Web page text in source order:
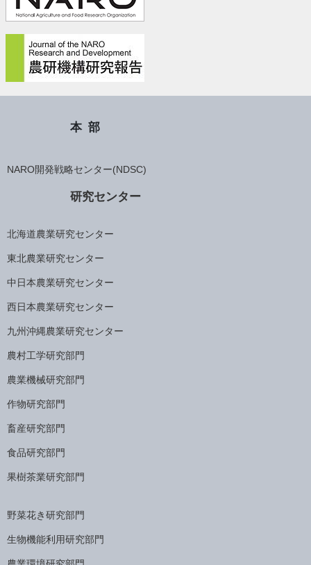
本部
NARO開発戦略センター(NDSC)
研究センター
北海道農業研究センター
東北農業研究センター
中日本農業研究センター
西日本農業研究センター
九州沖縄農業研究センター
農村工学研究部門
農業機械研究部門
作物研究部門
畜産研究部門
食品研究部門
果樹茶業研究部門
野菜花き研究部門
生物機能利用研究部門